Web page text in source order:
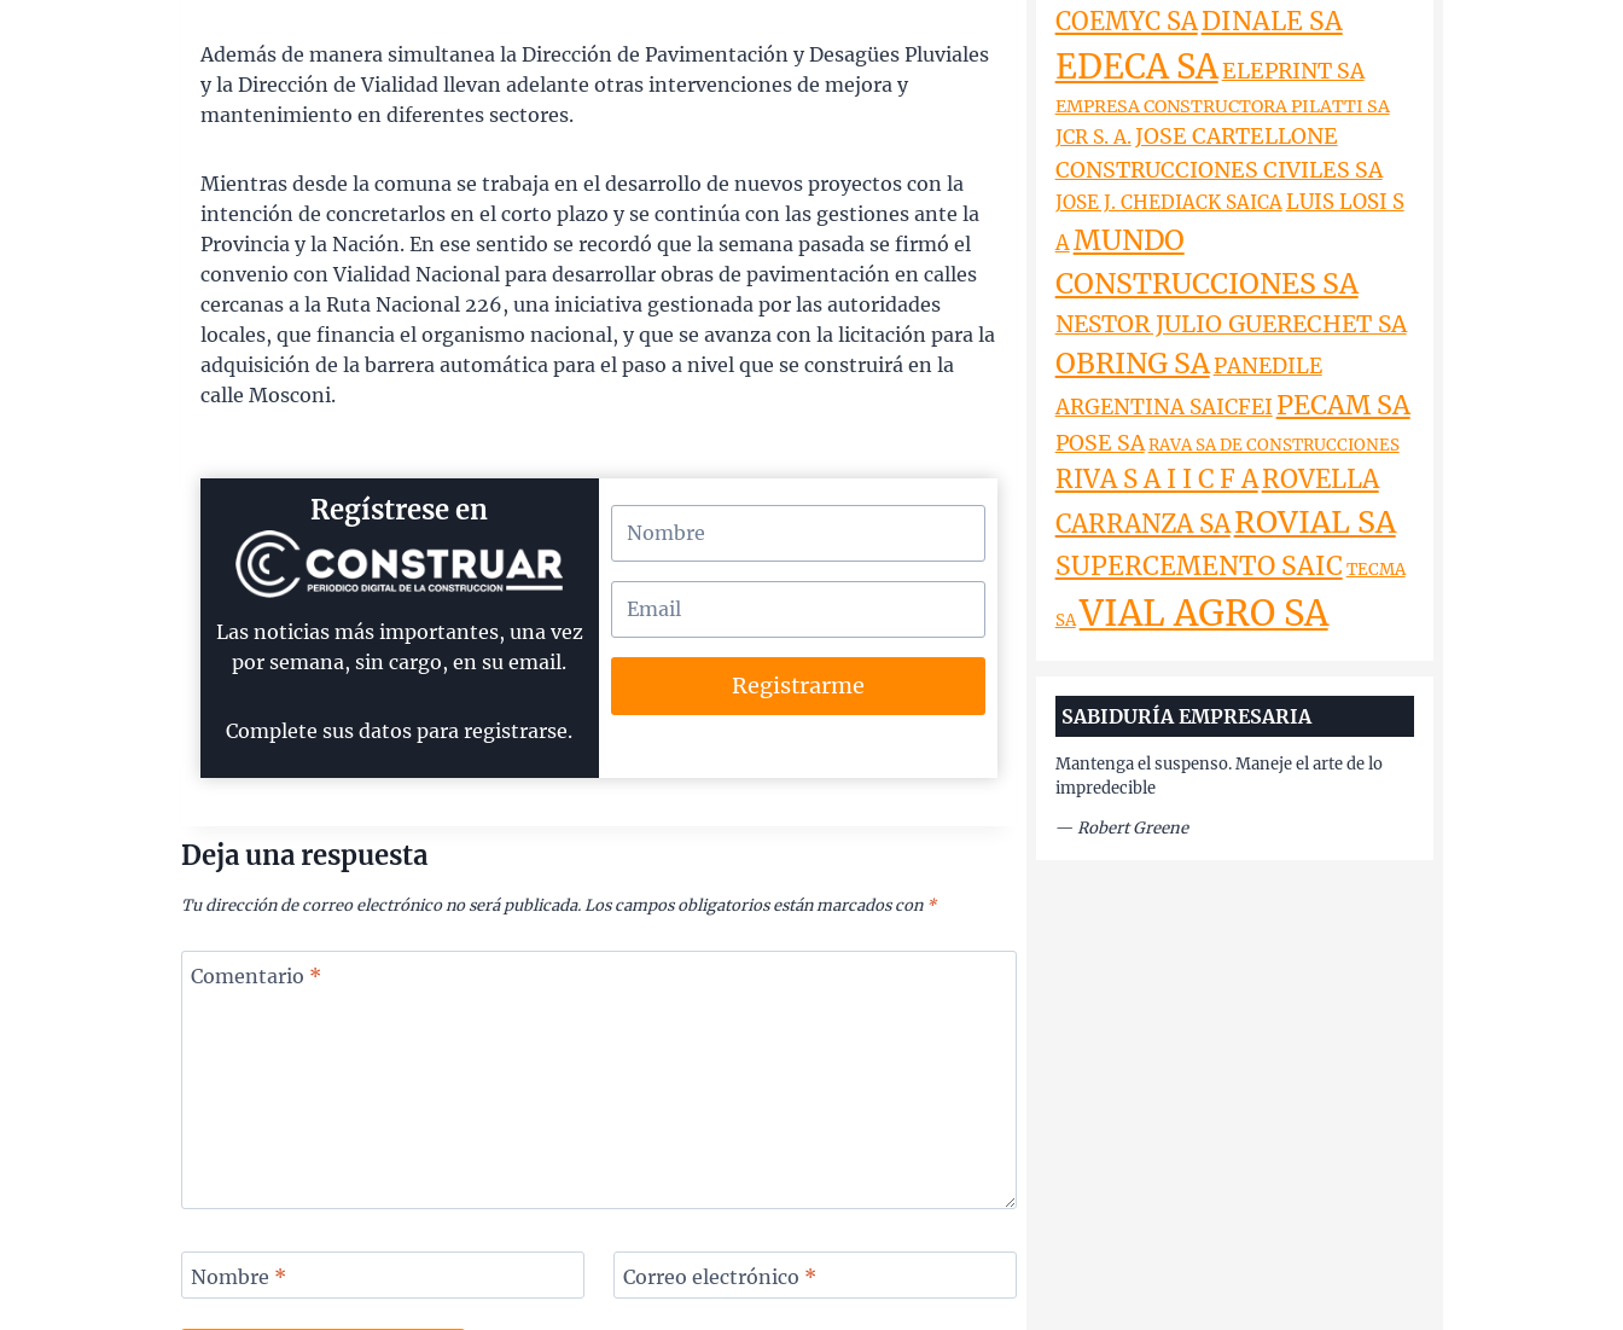
Además de manera simultanea la Dirección de Pavimentación y Desagües Pluviales
y la Dirección de Vialidad llevan adelante otras intervenciones de mejora y
mantenimiento en diferentes sectores.
Mientras desde la comuna se trabaja en el desarrollo de nuevos proyectos con la
intención de concretarlos en el corto plazo y se continúa con las gestiones ante la
Provincia y la Nación. En ese sentido se recordó que la semana pasada se firmó el
convenio con Vialidad Nacional para desarrollar obras de pavimentación en calles
cercanas a la Ruta Nacional 226, una iniciativa gestionada por las autoridades
locales, que financia el organismo nacional, y que se avanza con la licitación para la
adquisición de la barrera automática para el paso a nivel que se construirá en la
calle Mosconi.
Regístrese en
Las noticias más importantes, una vez
por semana, sin cargo, en su email.
Complete sus datos para registrarse.
Registrarme
Deja una respuesta
Tu dirección de correo electrónico no será publicada. Los campos obligatorios están marcados con *
Comentario *
Nombre * Correo electrónico *
COEMYC SADINALE SA
EDECA SAELEPRINT SA
EMPRESA CONSTRUCTORA PILATTI SA
JCR S. A.JOSE CARTELLONE
CONSTRUCCIONES CIVILES SA
JOSE J. CHEDIACK SAICALUIS LOSI S
AMUNDO
CONSTRUCCIONES SA
NESTOR JULIO GUERECHET SA
OBRING SAPANEDILE
ARGENTINA SAICFEI PECAM SA
POSE SARAVA SA DE CONSTRUCCIONES
RIVA S A I I C F AROVELLA
CARRANZA SAROVIAL SA
SUPERCEMENTO SAIC TECMA
SAVIAL AGRO SA
SABIDURÍA EMPRESARIA
Mantenga el suspenso. Maneje el arte de lo
impredecible
— Robert Greene